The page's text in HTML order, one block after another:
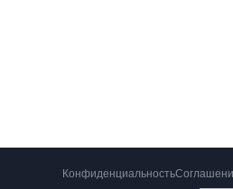
Конфиденциальность